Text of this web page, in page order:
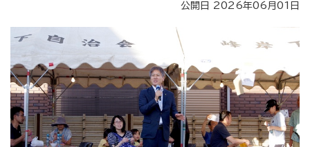
公開日 2026年06月01日